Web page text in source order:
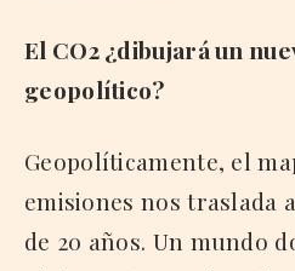
El CO2 ¿dibujará un
geopolítico?
Geopolíticamente, el
emisiones nos traslada
de 20 años. Un mundo